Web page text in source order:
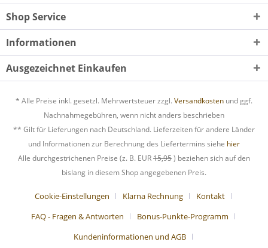
Shop Service
Informationen
Ausgezeichnet Einkaufen
* Alle Preise inkl. gesetzl. Mehrwertsteuer zzgl. Versandkosten und ggf.
Nachnahmegebühren, wenn nicht anders beschrieben
** Gilt für Lieferungen nach Deutschland. Lieferzeiten für andere Länder
und Informationen zur Berechnung des Liefertermins siehe hier
Alle durchgestrichenen Preise (z. B. EUR15,95) beziehen sich auf den
bislang in diesem Shop angegebenen Preis.
Cookie-Einstellungen Klarna Rechnung
Kontakt
FAQ - Fragen & Antworten
Bonus-Punkte-Programm
Kundeninformationen und AGB